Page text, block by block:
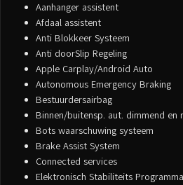
Aanhanger assistent
Afdaal assistent
Anti Blokkeer Systeem
Anti doorSlip Regeling
Apple Carplay/Android Auto
Autonomous Emergency Braking
Bestuurdersairbag
Binnen/buitensp. aut. dimmend en
Bots waarschuwing systeem
Brake Assist System
Connected services
Elektronisch Stabiliteits Programma